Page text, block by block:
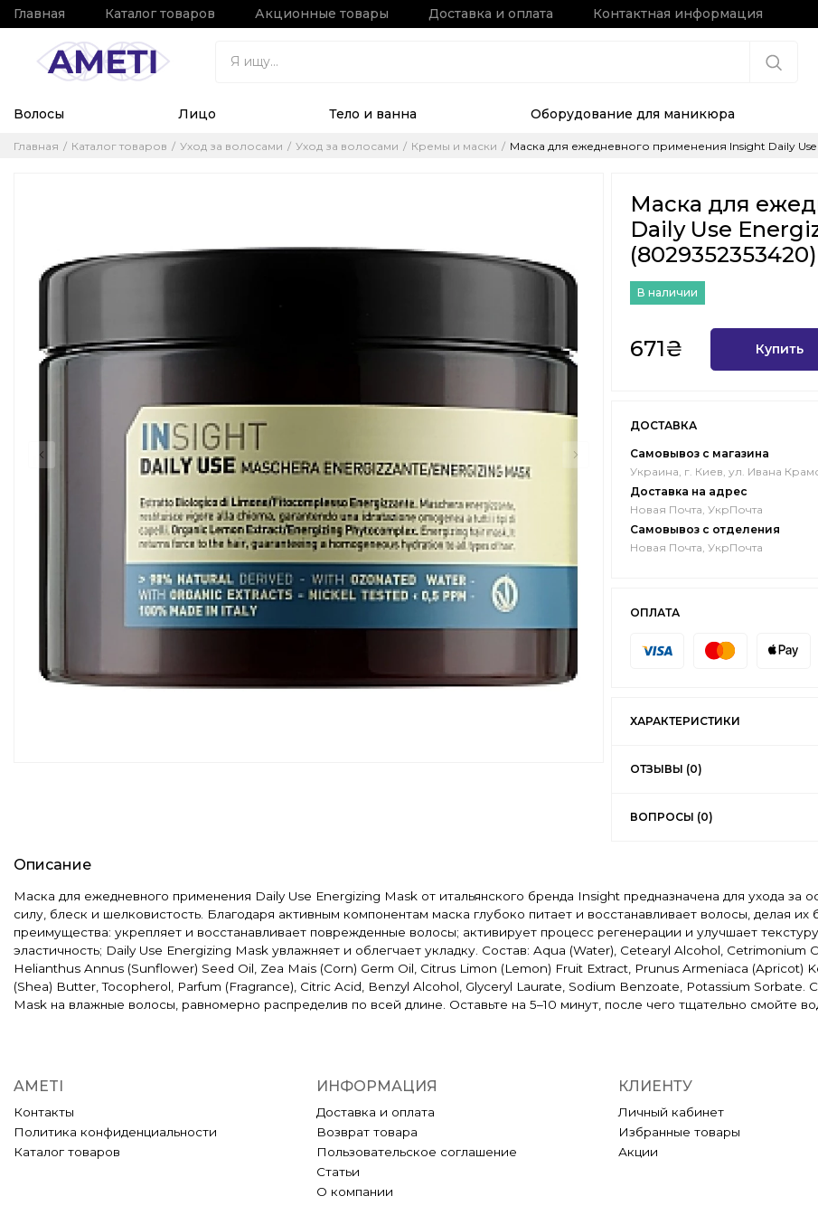
Главная Каталог товаров Акционные товары Доставка и оплата Контактная информация
Волосы Лицо Тело и ванна Оборудование для маникюра
Главная Каталог товаров Уход за волосами Уход за волосами Кремы и маски Маска для ежедневного применения Insight Daily
Маска для
Daily Use
(8029352353420)
В наличии
671₴ Купить
ДОСТАВКА
Самовывоз с магазина
Украина, г. Киев, ул. Ивана
Доставка на адрес
Новая Почта, УкрПочта
Самовывоз с отделения
Новая Почта, УкрПочта
ОПЛАТА
ХАРАКТЕРИСТИКИ
ОТЗЫВЫ (0)
ВОПРОСЫ (0)
Описание
Маска для ежедневного применения Daily Use Energizing Mask от итальянского бренда Insight предназначена для ухода
силу, блеск и шелковистость. Благодаря активным компонентам маска глубоко питает и восстанавливает волосы, делая
преимущества: укрепляет и восстанавливает поврежденные волосы; активирует процесс регенерации и улучшает
эластичность; Daily Use Energizing Mask увлажняет и облегчает укладку. Состав: Aqua (Water), Cetearyl Alcohol,
Helianthus Annus (Sunflower) Seed Oil, Zea Mais (Corn) Germ Oil, Citrus Limon (Lemon) Fruit Extract, Prunus Armeniaca
(Shea) Butter, Tocopherol, Parfum (Fragrance), Citric Acid, Benzyl Alcohol, Glyceryl Laurate, Sodium Benzoate, Potassium
Mask на влажные волосы, равномерно распределив по всей длине. Оставьте на 5–10 минут, после чего тщательно смойте
AMETI
Контакты
Политика конфиденциальности
Каталог товаров
ИНФОРМАЦИЯ
Доставка и оплата
Возврат товара
Пользовательское соглашение
Статьи
О компании
КЛИЕНТУ
Личный кабинет
Избранные товары
Акции